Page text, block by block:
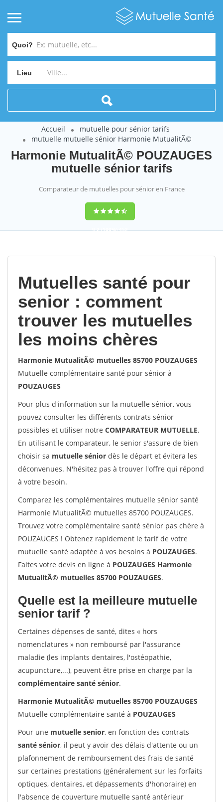
Quoi?
Lieu
Accueil
mutuelle pour sénior tarifs
mutuelle mutuelle sénior Harmonie MutualitÃ©
Harmonie MutualitÃ© POUZAUGES
mutuelle sénior tarifs
Comparateur de mutuelles pour sénior en France
9,2(100%)452
Mutuelles santé pour
senior : comment
trouver les mutuelles
les moins chères
Harmonie MutualitÃ© mutuelles 85700 POUZAUGES
Mutuelle complémentaire santé pour sénior à
POUZAUGES
Pour plus d'information sur la mutuelle sénior, vous
pouvez consulter les différents contrats sénior
possibles et utiliser notre COMPARATEUR MUTUELLE.
En utilisant le comparateur, le senior s'assure de bien
choisir sa mutuelle sénior dès le départ et évitera les
déconvenues. N'hésitez pas à trouver l'offre qui répond
à votre besoin.
Comparez les complémentaires mutuelle sénior santé
Harmonie MutualitÃ© mutuelles 85700 POUZAUGES.
Trouvez votre complémentaire santé sénior pas chère à
POUZAUGES ! Obtenez rapidement le tarif de votre
mutuelle santé adaptée à vos besoins à POUZAUGES.
Faites votre devis en ligne à POUZAUGES Harmonie
MutualitÃ© mutuelles 85700 POUZAUGES.
Quelle est la meilleure mutuelle
senior tarif ?
Certaines dépenses de santé, dites « hors
nomenclatures » non remboursé par l'assurance
maladie (les implants dentaires, l'ostéopathie,
acupuncture,...), peuvent être prise en charge par la
complémentaire santé sénior.
Harmonie MutualitÃ© mutuelles 85700 POUZAUGES
Mutuelle complémentaire santé à POUZAUGES
Pour une mutuelle senior, en fonction des contrats
santé sénior, il peut y avoir des délais d'attente ou un
plafonnement de remboursement des frais de santé
sur certaines prestations (généralement sur les forfaits
optiques, dentaires, et dépassements d'honoraire) en
l'absence de couverture mutuelle santé antérieur